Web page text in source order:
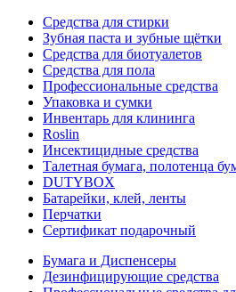
Средства для стирки
Зубная паста и зубные щётки
Средства для биотуалетов
Средства для пола
Профессиональные средства
Упаковка и сумки
Инвентарь для клининга
Roslin
Инсектицидные средства
Талетная бумага, полотенца
DUTYBOX
Батарейки, клей, ленты
Перчатки
Сертификат подарочный
Бумага и Диспенсеры
Дезинфицирующие средства